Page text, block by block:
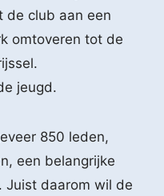
de club aan een
omtoveren tot de
jeugd.
850 leden,
een belangrijke
Juist daarom wil de